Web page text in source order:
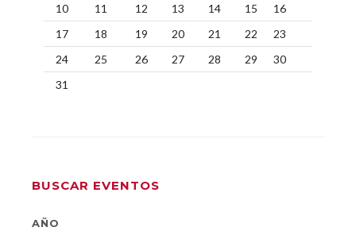
10
11 12 13 14 15
16
17
18 19 20 21 22
23
24
25 26 27 28 29
30
31
BUSCAR EVENTOS
AÑO